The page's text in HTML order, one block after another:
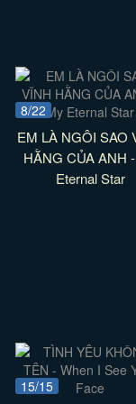
8/22
EM LÀ NGÔI SAO
HẰNG CỦA ANH
Eternal Star
15/15